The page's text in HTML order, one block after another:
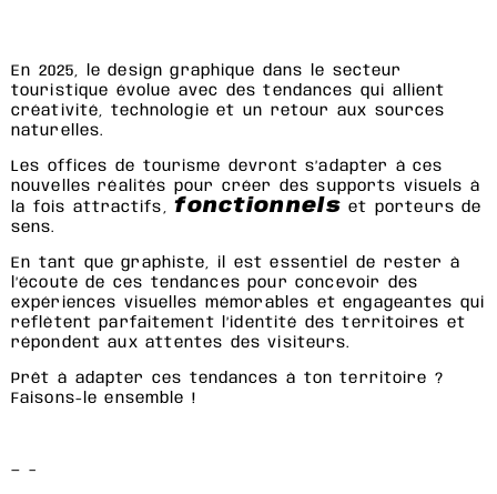
En 2025, le design graphique dans le secteur
touristique évolue avec des tendances qui allient
créativité, technologie et un retour aux sources
naturelles.
Les offices de tourisme devront s’adapter à ces
nouvelles réalités pour créer des supports visuels à
la fois attractifs,fonctionnels et porteurs de
sens.
En tant que graphiste, il est essentiel de rester à
l’écoute de ces tendances pour concevoir des
expériences visuelles mémorables et engageantes qui
reflètent parfaitement l’identité des territoires et
répondent aux attentes des visiteurs.
Prêt à adapter ces tendances à ton territoire ?
Faisons-le ensemble !
— –